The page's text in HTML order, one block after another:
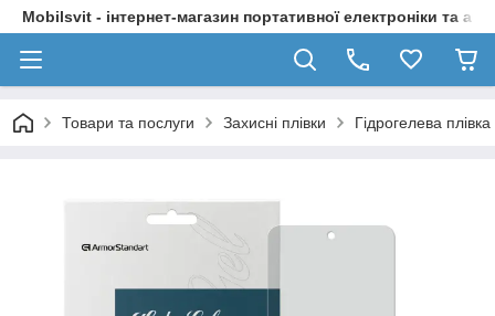
Mobilsvit - інтернет-магазин портативної електроніки та
Товари та послуги Захисні плівки Гідрогелева